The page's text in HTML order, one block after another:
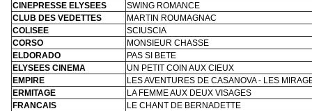
CINEPRESSE ELYSEES
SWING ROMANCE
CLUB DES VEDETTES
MARTIN ROUMAGNAC
COLISEE
SCIUSCIA
CORSO
MONSIEUR CHASSE
ELDORADO
PAS SI BETE
ELYSEES CINEMA
UN PETIT COIN AUX CIEUX
EMPIRE
LES AVENTURES DE CASANOVA - LES
ERMITAGE
LA FEMME AUX DEUX VISAGES
FRANCAIS
LE CHANT DE BERNADETTE